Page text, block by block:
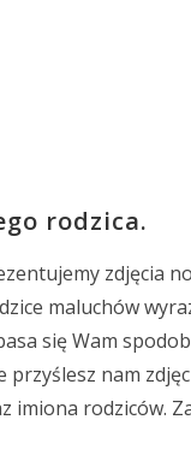
rodzica.
zdjęcia
maluchów
się Wam
przyślesz nam
imiona rodziców.